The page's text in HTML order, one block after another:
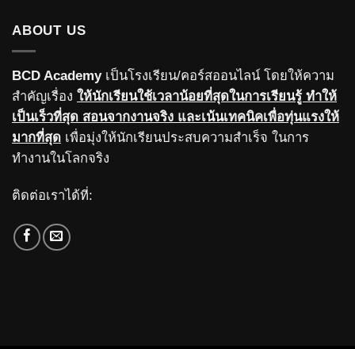
ABOUT US
BCD Academyเป็นโรงเรียน/คอร์สออนไลน์ โดยให้ความ
สำคัญเรื่อง ให้นักเรียนใช้เวลาน้อยที่สุดในการเรียนรู้ ทำให้
เป็นเร็วที่สุด สอนจากงานจริง และเน้นเทคนิคเพื่อทุ่นแรงให้
มากที่สุด เพื่อมุ่งให้นักเรียนประสบความสำเร็จ ในการ
ทำงานในโลกจริง
ติดต่อเราได้ที่: